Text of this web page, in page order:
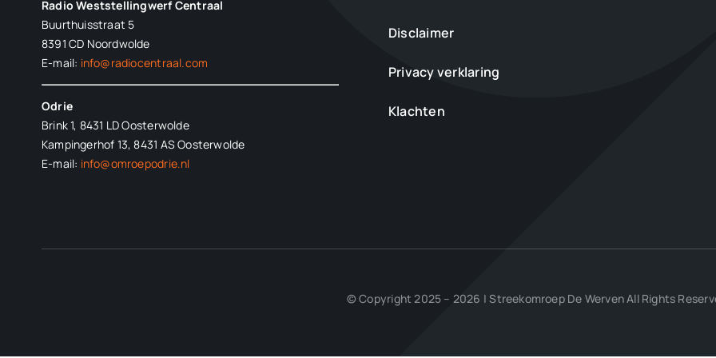
Radio Weststellingwerf Centraal
Buurthuisstraat 5
8391 CD Noordwolde
E-mail: info@radiocentraal.com
Odrie
Brink 1, 8431 LD Oosterwolde
Kampingerhof 13, 8431 AS Oosterwolde
E-mail: info@omroepodrie.nl
Disclaimer
Privacy verklaring
Klachten
© Copyright 2025 – 2026 | Streekomroep De Werven All Rights